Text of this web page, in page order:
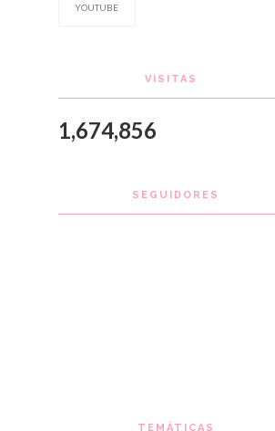
YOUTUBE
VISITAS
1,674,856
SEGUIDORES
TEMÁTICAS